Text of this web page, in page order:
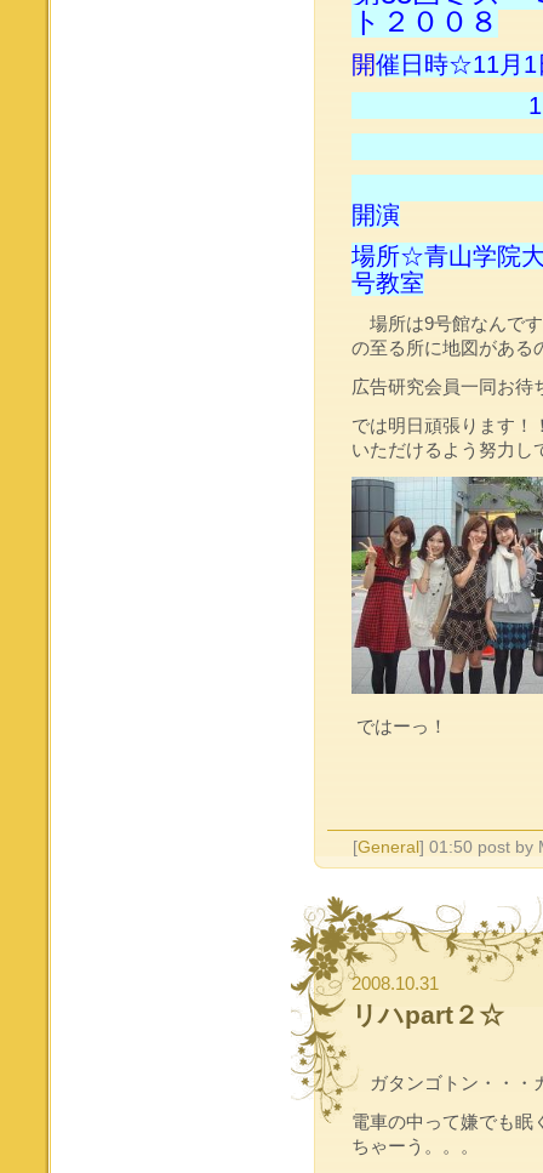
ト２００８
開催日時☆11月1
11月2
開演
場所☆青山学院
号教室
場所は9号館なんで
の至る所に地図がある
広告研究会員一同
では明日頑張ります！
いただけるよう努力し
ではーっ！
[General ] 01:50 post by
2008.10.31
リハpart２☆
ガタンゴトン・・・
電車の中って嫌でも眠
ちゃーう。。。